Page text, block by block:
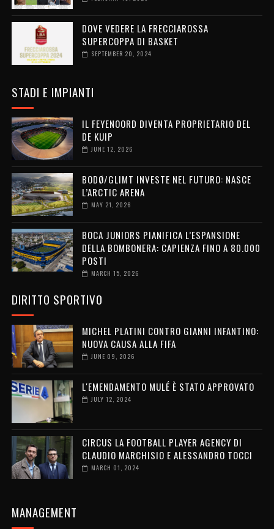
DOVE VEDERE LA FRECCIAROSSA
SUPERCOPPA DI BASKET
SEPTEMBER 20, 2024
STADI E IMPIANTI
IL FEYENOORD DIVENTA PROPRIETARIO DEL
DE KUIP
JUNE 12, 2026
BODØ/GLIMT INVESTE NEL FUTURO: NASCE
L’ARCTIC ARENA
MAY 21, 2026
BOCA JUNIORS PIANIFICA L’ESPANSIONE
DELLA BOMBONERA: CAPIENZA FINO A 80.000
POSTI
MARCH 15, 2026
DIRITTO SPORTIVO
MICHEL PLATINI CONTRO GIANNI INFANTINO:
NUOVA CAUSA ALLA FIFA
JUNE 09, 2026
L'EMENDAMENTO MULÉ È STATO APPROVATO
JULY 12, 2024
CIRCUS LA FOOTBALL PLAYER AGENCY DI
CLAUDIO MARCHISIO E ALESSANDRO TOCCI
MARCH 01, 2024
MANAGEMENT